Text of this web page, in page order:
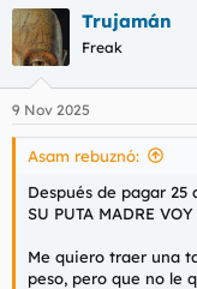
c
c
i
e
s
Trujamán
Freak
9 Nov 2025
Asam rebuznó:
Después de pagar 25
SU PUTA MADRE
Me quiero traer una
peso, pero que no le